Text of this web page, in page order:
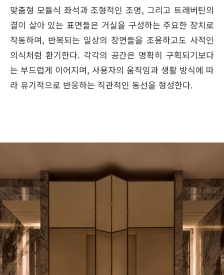
맞춤형 모듈식 좌석과 조형적인 조명, 그리고 트래버틴의
결이 살아 있는 표면들은 거실을 구성하는 주요한 장치로
작동하며, 반복되는 일상의 장면들을 조용하고도 사적인
의식처럼 환기한다. 각각의 공간은 명확히 구획되기보다
는 부드럽게 이어지며, 사용자의 움직임과 생활 방식에 따
라 유기적으로 반응하는 직관적인 동선을 형성한다.